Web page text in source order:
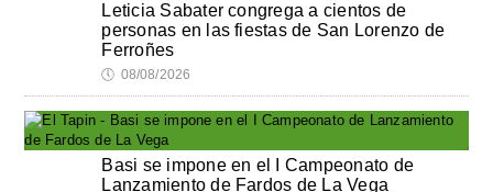
Leticia Sabater congrega a cientos de
personas en las fiestas de San Lorenzo de
Ferroñes
🕔 08/08/2026
Basi se impone en el I Campeonato de
Lanzamiento de Fardos de La Vega